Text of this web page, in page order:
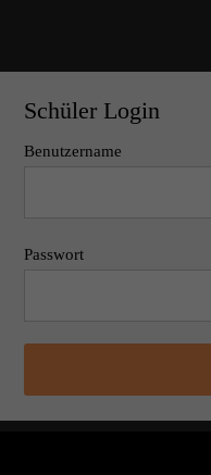
Schüler Login
Benutzername
Passwort